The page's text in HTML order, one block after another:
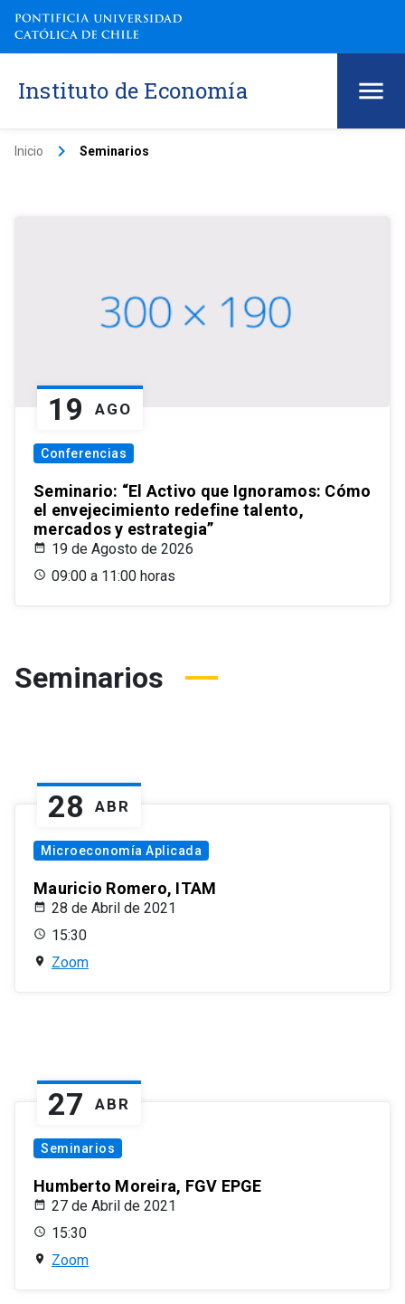
Instituto de Economía
Inicio keyboard_arrow_right Seminarios
19 AGO
Conferencias
Seminario: “El Activo que Ignoramos: Cómo
el envejecimiento redefine talento,
mercados y estrategia”
19 de Agosto de 2026
09:00 a 11:00 horas
Seminarios
28 ABR
Microeconomía Aplicada
Mauricio Romero, ITAM
28 de Abril de 2021
15:30
Zoom
27 ABR
Seminarios
Humberto Moreira, FGV EPGE
27 de Abril de 2021
15:30
Zoom